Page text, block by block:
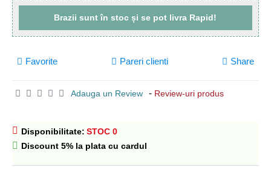
Brazii suntîn stoc și se pot livra Rapid!
Adauga un Review - Review-uri produs
Favorite Pareri clienti Share
Disponibilitate: STOC 0
Discount 5% la plata cu cardul